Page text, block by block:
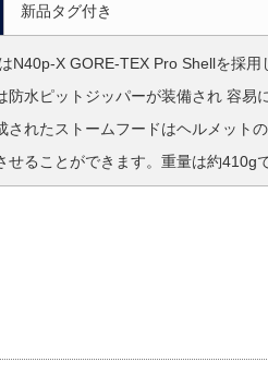
新品タグ付き
N40p-X GORE-TEX Pro Shellを採
防水ピットジッパーが装備され 容
されたストームフードはヘルメット
せることができます。重量は約410gで